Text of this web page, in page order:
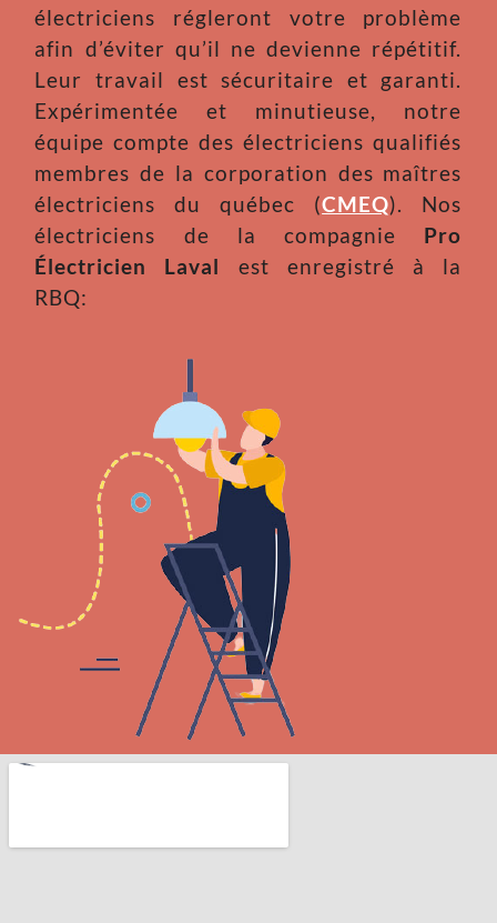
électriciens régleront votre problème
afin d’éviter qu’il ne devienne répétitif.
Leur travail est sécuritaire et garanti.
Expérimentée et minutieuse, notre
équipe compte des électriciens qualifiés
membres de la corporation des maîtres
électriciens du québec (CMEQ). Nos
électriciens de la compagnie Pro
Électricien Laval
est enregistré à la
RBQ: